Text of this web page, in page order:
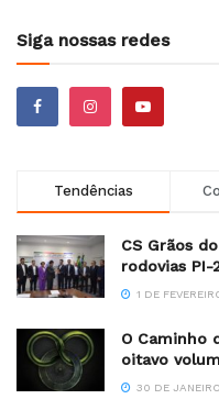
Siga nossas redes
Tendências
CS Grãos
rodovias PI-
1 DE
O Caminho
oitavo
30 DE